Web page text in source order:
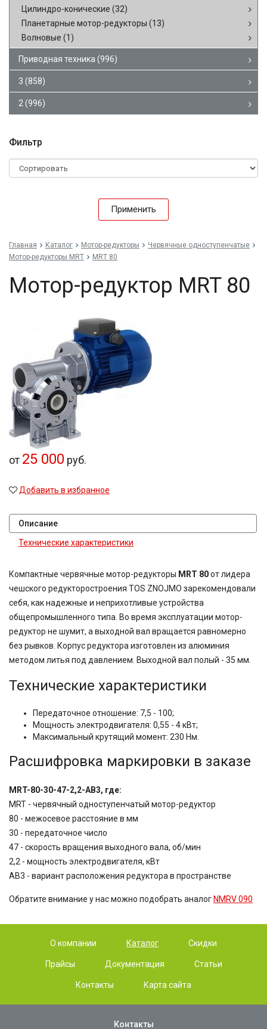
Цилиндро-конические (32)
Планетарные мотор-редукторы (13)
Волновые (1)
Приводная техника (996)
3 (858)
2 (996)
Фильтр
Применить
Главная Каталог Мотор-редукторы
Червячные одноступенчатые
Мотор-редукторы MRT
MRT 80
Мотор-редуктор MRT 80
от 25 000 руб.
Добавить в избранное
Описание
Технические характеристики
Компактные червячные мотор-редукторы MRT 80от лидера
чешского редукторостроения TOS ZNOJMO зарекомендовали
себя, как надежные и неприхотливые устройства
общепромышленного типа. Во время эксплуатации мотор-
редуктор не шумит, а выходной вал вращается равномерно
без рывков. Корпус редуктора изготовлен из алюминия
методом литья под давлением. Выходной вал полый - 35 мм.
Технические характеристики
Передаточное отношение: 7,5 - 100;
Мощность электродвигателя: 0,55 - 4 кВт;
Максимальный крутящий момент: 230 Нм.
Расшифровка маркировки в заказе
MRT-80-30-47-2,2-AB3, где:
MRT - червячный одноступенчатый мотор-редуктор
80 - межосевое расстояние в мм
30 - передаточное число
47 - скорость вращения выходного вала, об/мин
2,2 - мощность электродвигателя, кВт
AB3 - вариант расположения редуктора в пространстве
Обратите внимание у нас можно подобрать аналог NMRV 090
О компании Каталог Скидки
Прайсы Документация Статьи
Контакты Карта сайта
Контакты